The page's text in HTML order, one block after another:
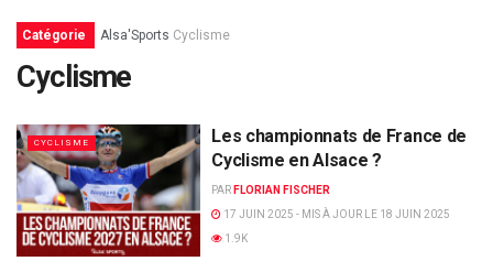
Catégorie Alsa'Sports Cyclisme
Cyclisme
CYCLISME
Les championnats de France de
Cyclisme en Alsace ?
PAR FLORIAN FISCHER
17 JUIN 2025 - MIS À JOUR LE 18 JUIN 2025
1.9K